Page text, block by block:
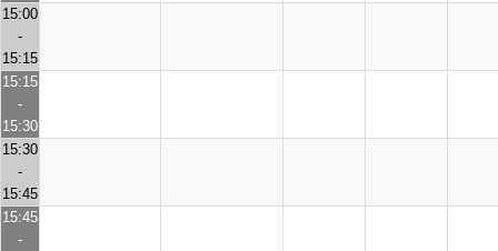
15:00
-
15:15
15:15
-
15:30
15:30
-
15:45
15:45
-